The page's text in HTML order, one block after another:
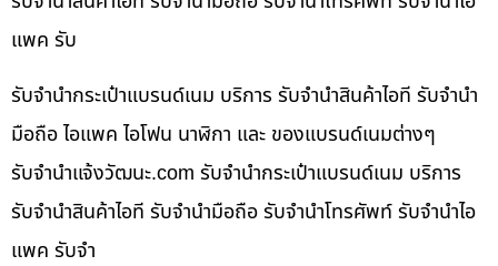
แพค รับ
รับจำนำกระเป๋าแบรนด์เนม บริการ รับจำนำสินค้าไอที รับจำนำ
มือถือ ไอแพค ไอโฟน นาฬิกา และ ของแบรนด์เนมต่างๆ
รับจํานําแจ้งวัฒนะ.com รับจำนำกระเป๋าแบรนด์เนม บริการ
รับจำนำสินค้าไอที รับจำนำมือถือ รับจำนำโทรศัพท์ รับจำนำไอ
แพค รับจำ